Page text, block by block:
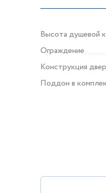
Высота душевой
ограждения (мм)
Ограждение
Конструкция
Поддон в